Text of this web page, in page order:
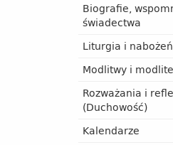
Biografie,
świadectwa
Liturgia i
Modlitwy i
Rozważania i
(Duchowość)
Kalendarze